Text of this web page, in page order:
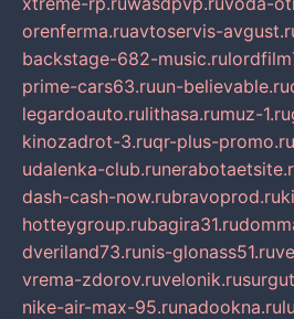
orenferma.ruavtoservis-
backstage-682-music.ru
prime-cars63.ruun-believable.ru
legardoauto.rulithasa.rumuz-1.ru
kinozadrot-3.ruqr-plus-promo.ru
udalenka-club.ru
dash-cash-now.rubravoprod.ru
hotteygroup.rubagira31.ru
dveriland73.runis-glonass51.ru
vrema-zdorov.ruvelonik.ru
nike-air-max-95.runadookna.ru